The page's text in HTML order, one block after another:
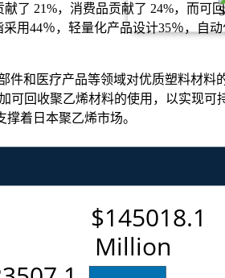
了 21%，消费品贡献了 24%，而可
用44％，轻量化产品设计35％，自动
件和医疗产品等领域对优质塑料材
可回收聚乙烯材料的使用，以实现
着日本聚乙烯市场。